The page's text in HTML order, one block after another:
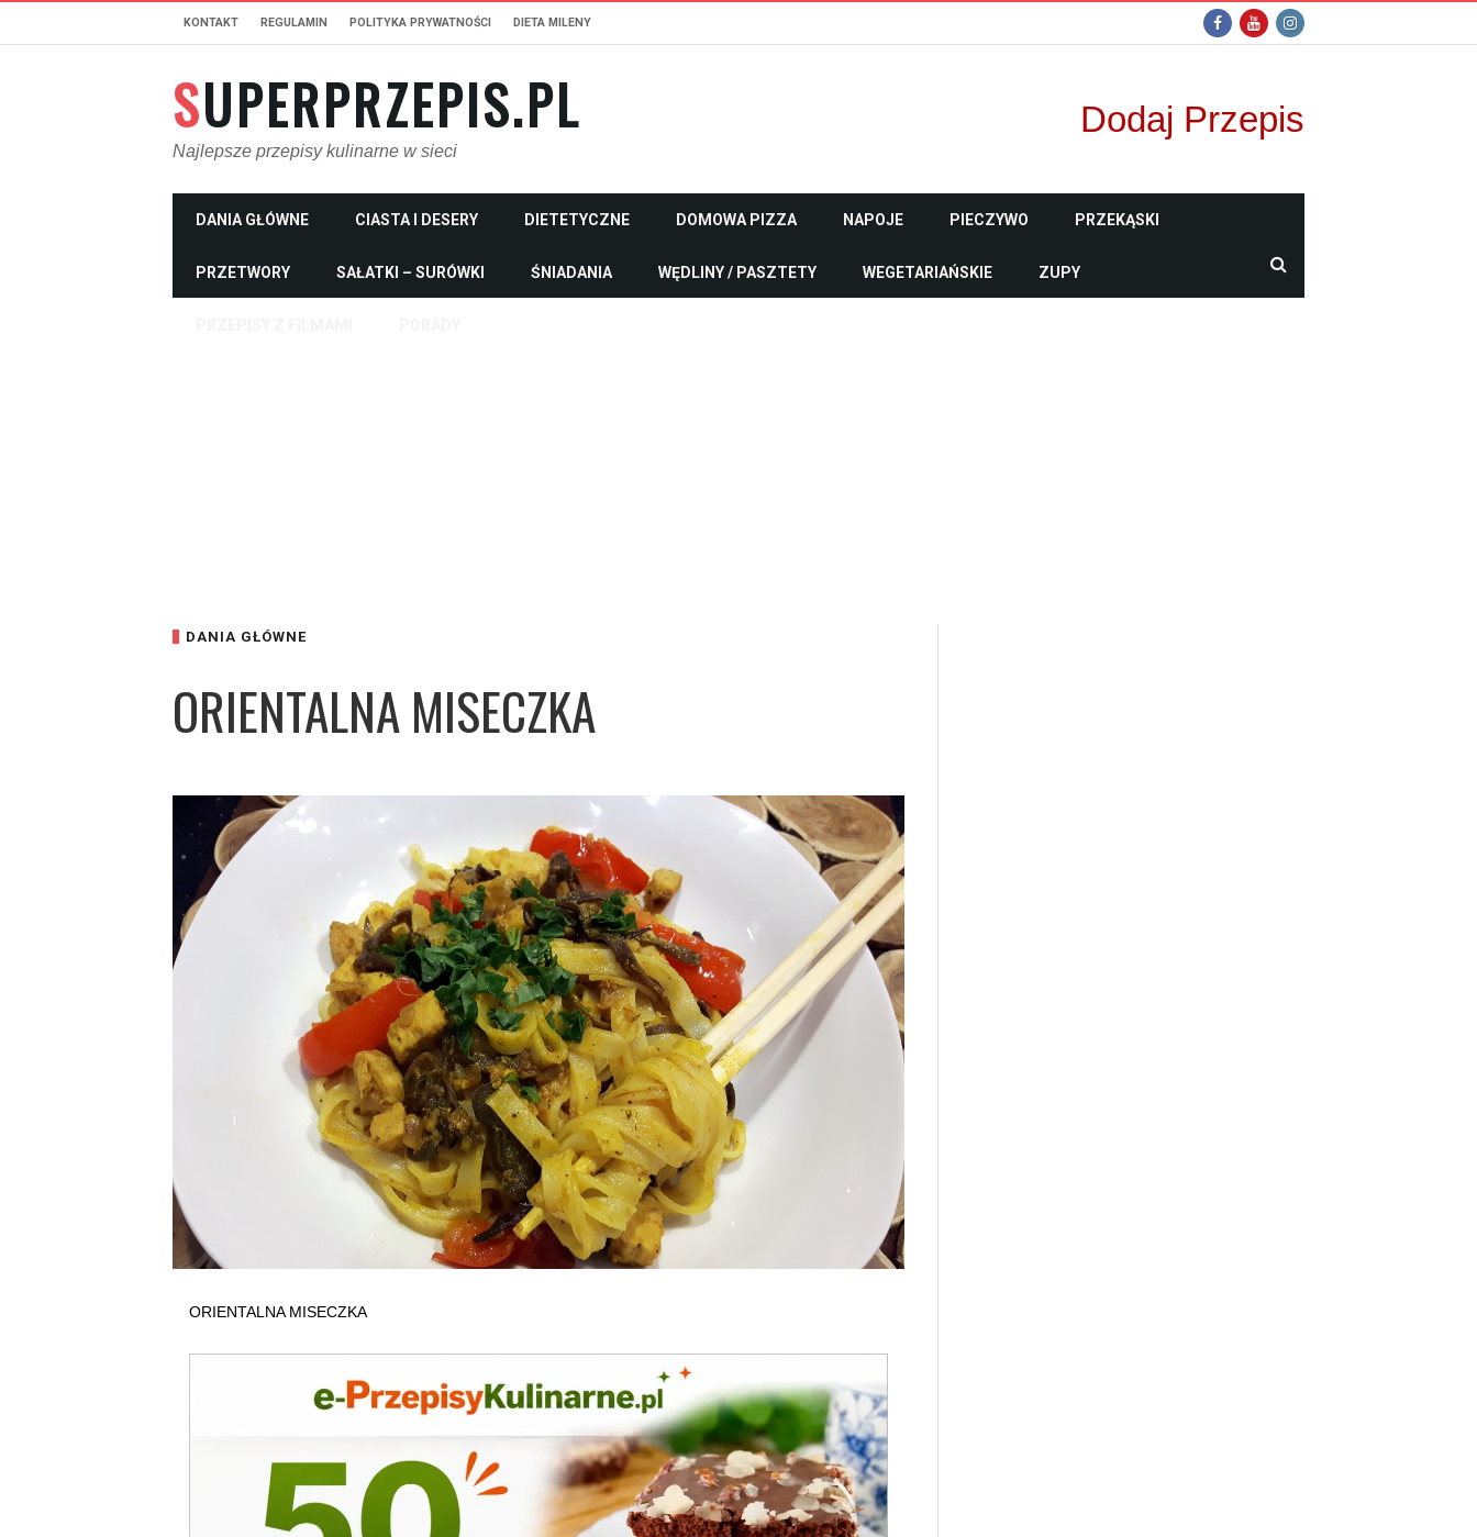
KONTAKT REGULAMIN POLITYKA PRYWATNOŚCI DIETA MILENY
SUPERPRZEPIS.PL
Najlepsze przepisy kulinarne w sieci
Dodaj Przepis
DANIA GŁÓWNE CIASTA I DESERY DIETETYCZNE DOMOWA PIZZA NAPOJE PIECZYWO PRZEKĄSKI
PRZETWORY SAŁATKI – SURÓWKI ŚNIADANIA WĘDLINY / PASZTETY WEGETARIAŃSKIE ZUPY
DANIA GŁÓWNE
ORIENTALNA MISECZKA
ORIENTALNA MISECZKA